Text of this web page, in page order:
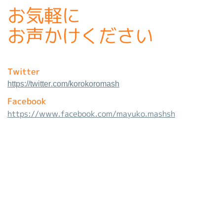
お気軽に
お声かけください
Twitter
https://twitter.com/korokoromash
Facebook
https://www.facebook.com/mayuko.mashsh